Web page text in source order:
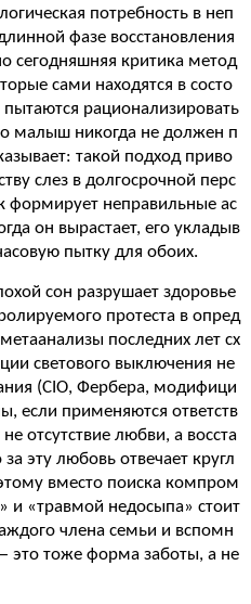
потребность в неп
фазе восстановления
сегодняшняя критика метод
сами находятся в состо
рационализировать
малыш никогда не должен п
такой подход приво
слез в долгосрочной перс
формирует неправильные ас
он вырастает, его укладыв
пытку для обоих.
сон разрушает здоровье
протеста в опред
последних лет сх
светового выключения не
(CIO, Фербера, модифици
если применяются ответств
отсутствие любви, а восста
эту любовь отвечает кругл
вместо поиска компром
и «травмой недосыпа» стоит
члена семьи и вспомн
это тоже форма заботы, а не